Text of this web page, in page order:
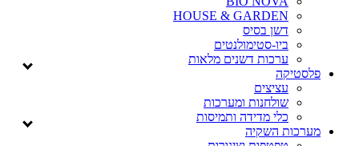
HOUSE & GARDEN
דשן בסיס
ביו-סטימולנטים
ערכות דשנים מלאות
פלסטיקה
עציצים
שולחנות ומערכות
כלי מדידה ותמיסות
מערכות השקיה